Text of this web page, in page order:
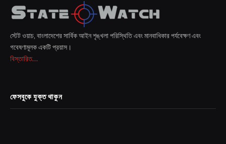
স্টেট ওয়াচ, বাংলাদেশের সার্বিক আইন শৃঙ্খলা পরিস্থিতি এবং মানবাধিকার পর্যবেক্ষণ এবং
গবেষণামূলক একটি প্রয়াস।
বিস্তারিত...
ফেসবুকে যুক্ত থাকুন